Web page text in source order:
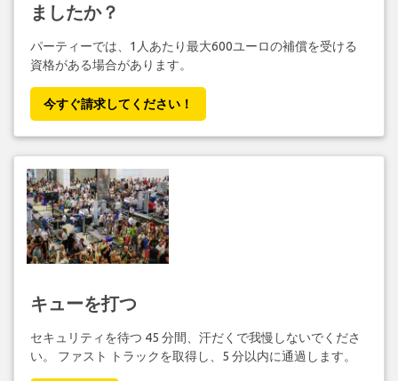
ましたか？
パーティーでは、1人あたり最大600ユーロの補償を受ける
資格がある場合があります。
今すぐ請求してください！
キューを打つ
セキュリティを待つ 45 分間、汗だくで我慢しないでくださ
い。 ファスト トラックを取得し、5 分以内に通過します。